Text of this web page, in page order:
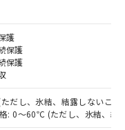
護
保護
保護
だし、氷結、結露しないこと)
: 0～60℃ (ただし、氷結、結
10物質）の
能な商品で
物質）の非含
予定のある